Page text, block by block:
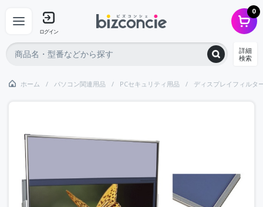
ログイン
0
詳細
検索
ホーム パソコン関連用品 PCセキュリティ用品 ディスプレイフィルタ